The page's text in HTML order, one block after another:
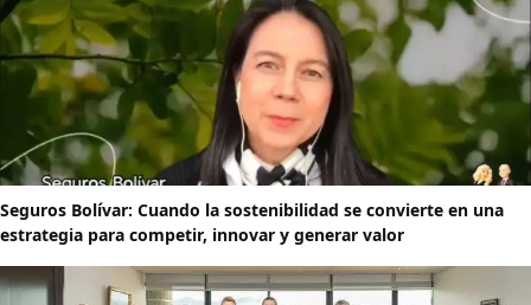
Seguros Bolívar: Cuando la sostenibilidad se convierte en una
estrategia para competir, innovar y generar valor